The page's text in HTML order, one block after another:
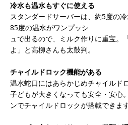
冷水も温水もすぐに使える
スタンダードサーバーは、約5度の
85度の温水がワンプッシ
ュで出るので、ミルク作りに重宝。
よ」と高柳さんも太鼓判。
チャイルドロック機能がある
温水蛇口にはあらかじめチャイルド
子どもが大きくなっても安全・安心
ンでチャイルドロックが搭載できます